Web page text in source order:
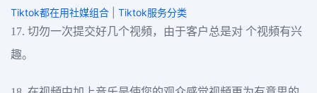
Tiktok都在用社媒组合
Tiktok服务分类
17. 切勿一次提交好几个视頻，由于客户总是对 个视頻有兴
趣。